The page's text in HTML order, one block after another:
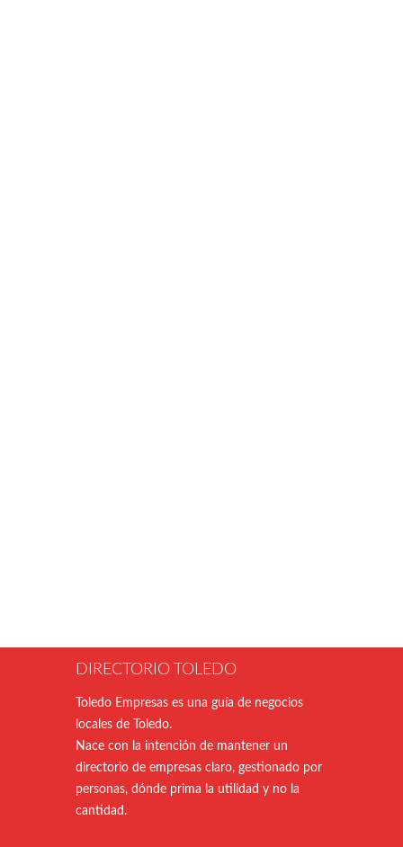
DIRECTORIO TOLEDO
Toledo Empresas es una guía de negocios
locales de Toledo.
Nace con la intención de mantener un
directorio de empresas claro, gestionado por
personas, dónde prima la utilidad y no la
cantidad.